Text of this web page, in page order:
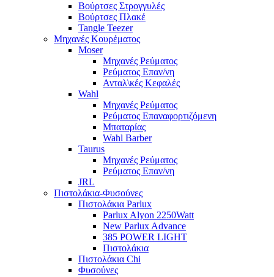
Βούρτσες Στρογγυλές
Βούρτσες Πλακέ
Tangle Teezer
Μηχανές Κουρέματος
Moser
Μηχανές Ρεύματος
Ρεύματος Επαν/νη
Ανταλ\κές Κεφαλές
Wahl
Μηχανές Ρεύματος
Ρεύματος Επαναφορτιζόμενη
Μπαταρίας
Wahl Barber
Taurus
Μηχανές Ρεύματος
Ρεύματος Επαν/νη
JRL
Πιστολάκια-Φυσούνες
Πιστολάκια Parlux
Parlux Alyon 2250Watt
New Parlux Advance
385 POWER LIGHT
Πιστολάκια
Πιστολάκια Chi
Φυσούνες